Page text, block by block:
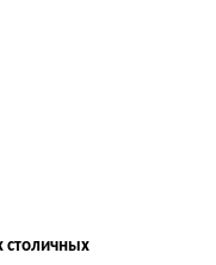
столичных